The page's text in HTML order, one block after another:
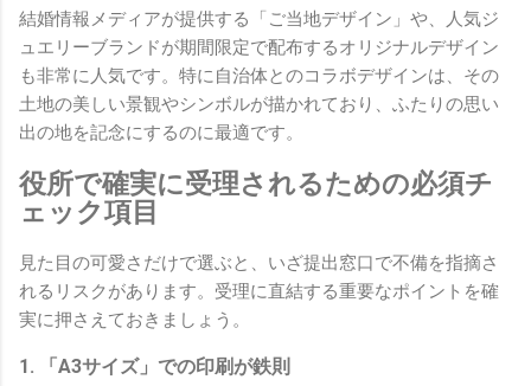
結婚情報メディアが提供する「ご当地デザイン」や、人気ジ
ュエリーブランドが期間限定で配布するオリジナルデザイン
も非常に人気です。特に自治体とのコラボデザインは、その
土地の美しい景観やシンボルが描かれており、ふたりの思い
出の地を記念にするのに最適です。
役所で確実に受理されるための必須チ
ェック項目
見た目の可愛さだけで選ぶと、いざ提出窓口で不備を指摘さ
れるリスクがあります。受理に直結する重要なポイントを確
実に押さえておきましょう。
1. 「A3サイズ」での印刷が鉄則